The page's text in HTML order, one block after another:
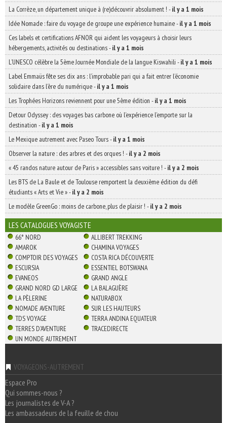
La Corrèze, un département unique à (re)découvrir absolument ! -il y a 1 mois
Idée Nomade : faire du voyage de groupe une expérience humaine-il y a 1 mois
Ces labels et certifications AFNOR qui aident les voyageurs à choisir leurs
hébergements, activités ou destinations-il y a 1 mois
L’UNESCO célèbre la 5ème Journée Mondiale de la langue Kiswahili -il y a 1 mois
Label Emmaüs fête ses dix ans : l’improbable pari qui a fait entrer l’économie
solidaire dans l’ère du numérique-il y a 1 mois
Les Trophées Horizons reviennent pour une 5ème édition -il y a 1 mois
Detour Odyssey : des voyages bas carbone où l’expérience l’emporte sur la
destination -il y a 1 mois
Le Mexique autrement avec Paseo Tours-il y a 1 mois
Observer la nature : des arbres et des orques ! -il y a 2 mois
« 45 randos nature autour de Paris » accessibles sans voiture ! -il y a 2 mois
Les BTS de La Baule et de Toulouse remportent la deuxième édition du défi
étudiants « Arts et Vie »-il y a 2 mois
Le modèle GreenGo : moins de carbone, plus de plaisir ! -il y a 2 mois
LES CATALOGUES VOYAGISTE
66° NORD
ALLIBERT TREKKING
AMAROK
CHAMINA VOYAGES
COMPTOIR DES VOYAGES
COSTA RICA DÉCOUVERTE
ESCURSIA
ESSENTIEL BOTSWANA
EVANEOS
GRAND ANGLE
GRAND NORD GD LARGE
LA BALAGUÈRE
LA PÈLERINE
NATURABOX
NOMADE AVENTURE
SUR LES HAUTEURS
TDS VOYAGE
TERRA ANDINA EQUATEUR
TERRES D'AVENTURE
TRACEDIRECTE
UN MONDE AUTREMENT
VOYAGEONS-AUTREMENT
Espace Pro
Qui sommes-nous ?
Les journalistes de V-A ?
Les ambassadeurs de la feuille de chou